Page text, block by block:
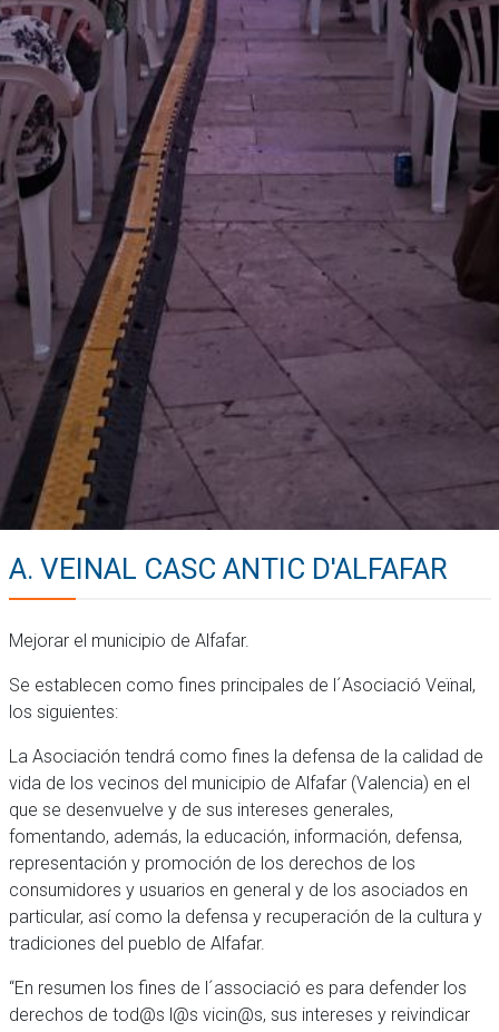
A. VEINAL CASC ANTIC D'ALFAFAR
Mejorar el municipio de Alfafar.
Se establecen como fines principales de l´Asociació Veïnal,
los siguientes:
La Asociación tendrá como fines la defensa de la calidad de
vida de los vecinos del municipio de Alfafar (Valencia) en el
que se desenvuelve y de sus intereses generales,
fomentando, además, la educación, información, defensa,
representación y promoción de los derechos de los
consumidores y usuarios en general y de los asociados en
particular, así como la defensa y recuperación de la cultura y
tradiciones del pueblo de Alfafar.
“En resumen los fines de l´associació es para defender los
derechos de tod@s l@s vicin@s, sus intereses y reivindicar